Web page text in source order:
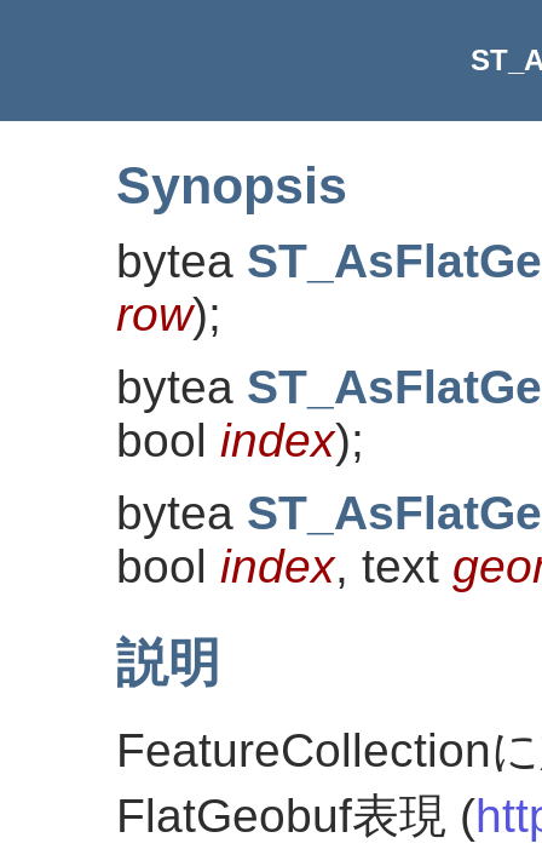
Synopsis
bytea
row);
bytea
bool index);
bytea
bool index, text
説明
FeatureCollection
FlatGeobuf表現 (